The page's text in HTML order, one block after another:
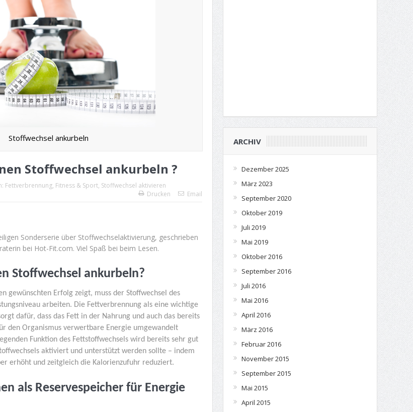
Stoffwechsel ankurbeln
Stoffwechsel ankurbeln ?
Fettverbrennung, Fitness & Sport, Stoffwechsel aktivieren
Drucken
Email
Sonderserie über Stoffwechselaktivierung, geschrieben
bei Hot-Fit.com. Viel Spaß bei beim Lesen.
Stoffwechsel ankurbeln?
gewünschten Erfolg zeigt, muss der Stoffwechsel des
arbeiten. Die Fettverbrennung als eine wichtige
dafür, dass das Fett in der Nahrung und auch das bereits
den Organismus verwertbare Energie umgewandelt
Funktion des Fettstoffwechsels wird bereits sehr gut
aktiviert und unterstützt werden sollte – indem
erhöht und zeitgleich die Kalorienzufuhr reduziert.
als Reservespeicher für Energie
ARCHIV
Dezember 2025
März 2023
September 2020
Oktober 2019
Juli 2019
Mai 2019
Oktober 2016
September 2016
Juli 2016
Mai 2016
April 2016
März 2016
Februar 2016
November 2015
September 2015
Mai 2015
April 2015